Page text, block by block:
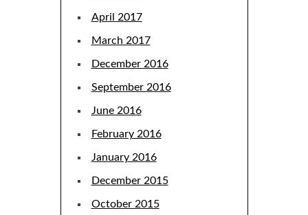
April 2017
March 2017
December 2016
September 2016
June 2016
February 2016
January 2016
December 2015
October 2015